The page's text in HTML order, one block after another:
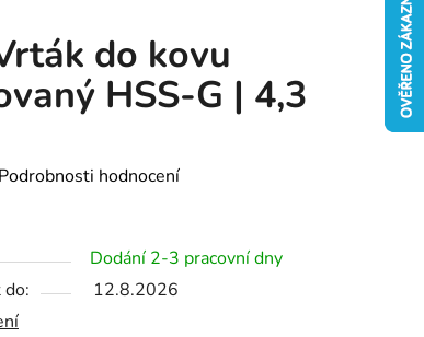
do kovu
HSS-G | 4,3
Podrobnosti hodnocení
Dodání 2-3 pracovní dny
12.8.2026